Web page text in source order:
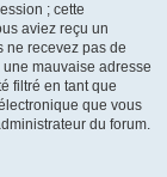
; cette
aviez reçu un
ne recevez pas de
mauvaise adresse
filtré en tant que
que vous
du forum.